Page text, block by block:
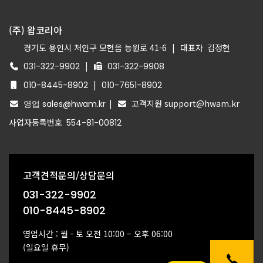
(주) 왐코리아
경기도 용인시 처인구 모현읍 능원로 41-6 | 대표자 김정현
031-322-9902 |
031-322-9908
010-8445-8902 | 010-7651-8902
영업 sales@hwam.kr |
고객지원 support@hwam.kr
사업자등록번호 554-81-00812
고객견적문의/상담문의
031-322-9902
010-8445-8902
영업시간 : 월 - 토 오전 10:00 – 오후 06:00
(일요일 휴무)